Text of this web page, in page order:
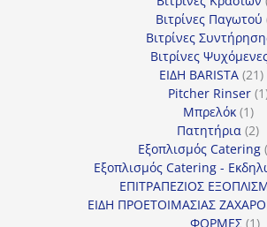
Βιτρίνες Παγωτού
Βιτρίνες
Βιτρίνες
ΕΙΔΗ BARISTA 2121
Pitcher Rinser 1
Μπρελόκ 11
Πατητήρια 22
Εξοπλισμός Catering
Εξοπλισμός Catering -
ΕΠΙΤΡΑΠΕΖΙΟΣ
ΕΙΔΗ ΠΡΟΕΤΟΙΜΑΣΙΑΣ
ΦΟΡΜΕΣ 11